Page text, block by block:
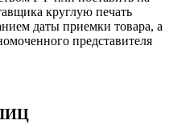
круглую печать
даты приемки товара, а
представителя